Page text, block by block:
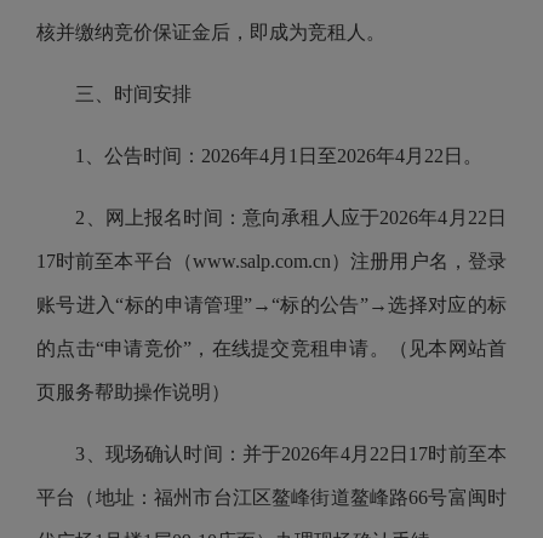
核并缴纳竞价保证金后，即成为竞租人。
三、时间安排
1、公告时间：2026年4月1日至2026年4月22日。
2、网上报名时间：意向承租人应于2026年4月22日
17时前至本平台（www.salp.com.cn）注册用户名，登录
账号进入“标的申请管理”→“标的公告”→选择对应的标
的点击“申请竞价”，在线提交竞租申请。（见本网站首
页服务帮助操作说明）
3、现场确认时间：并于2026年4月22日17时前至本
平台（地址：福州市台江区鳌峰街道鳌峰路66号富闽时